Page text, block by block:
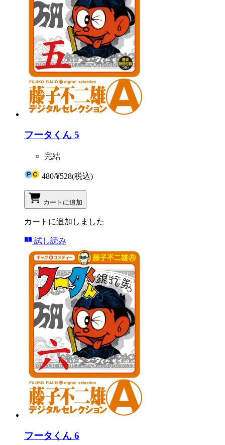
フータくん 5
完結
480/¥528(税込)
カートに追加
カートに追加しました
試し読み
フータくん 6